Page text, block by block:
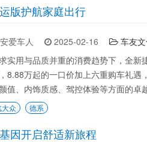
版护航家庭出行
爱车人 2025-02-16 车友
实用与品质并重的消费趋势下，全
8.88万起的一口价加上六重购车礼遇
值、内饰质感、驾控体验等方面的
大众 德系
因开启舒适新旅程